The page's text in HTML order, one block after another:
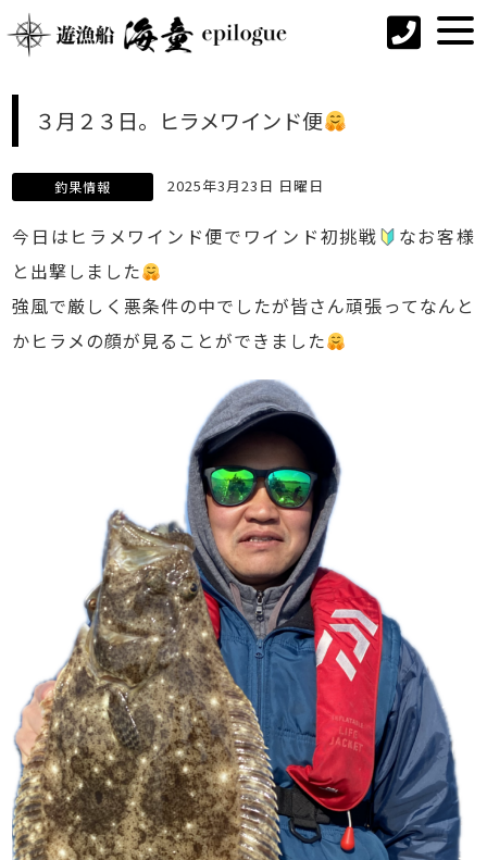
３月２３日。ヒラメワインド便
釣果情報 2025年3月23日 日曜日
今日はヒラメワインド便でワインド初挑戦
なお客様
と出撃しました
強風で厳しく悪条件の中でしたが皆さん頑張ってなんと
かヒラメの顔が見ることができました